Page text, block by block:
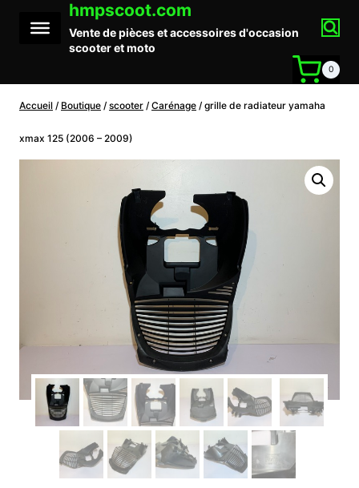
contenu
hmpscoot.com
Vente de pièces et accessoires d'occasion
scooter et moto
0
Accueil / Boutique / scooter / Carénage / grille de radiateur yamaha
xmax 125 (2006 – 2009)